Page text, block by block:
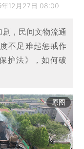
12月27日 08:00
，民间文物流通
不足难起惩戒作
护法》，如何破
原图